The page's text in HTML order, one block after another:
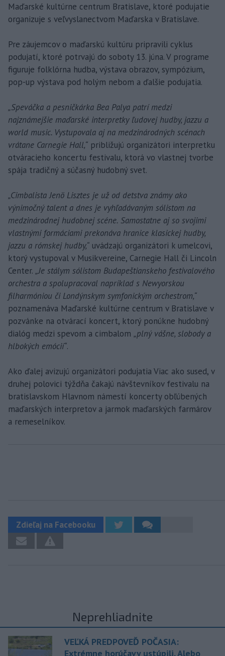
Maďarské kultúrne centrum Bratislave, ktoré podujatie
organizuje s veľvyslanectvom Maďarska v Bratislave.
Pre záujemcov o maďarskú kultúru pripravili cyklus
podujatí, ktoré potrvajú do soboty 13. júna. V programe
figuruje folklórna hudba, výstava obrazov, sympózium,
pop-up výstava pod holým nebom a ďalšie podujatia.
„Speváčka a pesničkárka Bea Palya patrí medzi
najznámejšie maďarské interpretky ľudovej hudby, jazzu a
world music. Vystupovala aj na medzinárodných scénach
vrátane Carnegie Hall,“ približujú organizátori interpretku
otváracieho koncertu festivalu, ktorá vo vlastnej tvorbe
spája tradičný a súčasný hudobný svet.
„Cimbalista Jenö Lisztes je už od detstva známy ako
výnimočný talent a dnes je vyhľadávaným sólistom na
medzinárodnej hudobnej scéne. Samostatne aj so svojimi
vlastnými formáciami prekonáva hranice klasickej hudby,
jazzu a rómskej hudby,“ uvádzajú organizátori k umelcovi,
ktorý vystupoval v Musikvereine, Carnegie Hall či Lincoln
Center. „Je stálym sólistom Budapeštianskeho festivalového
orchestra a spolupracoval napríklad s Newyorskou
filharmóniou či Londýnskym symfonickým orchestrom,“
poznamenáva Maďarské kultúrne centrum v Bratislave v
pozvánke na otvárací koncert, ktorý ponúkne hudobný
dialóg medzi spevom a cimbalom „plný vášne, slobody a
hlbokých emócií“.
Ako ďalej avizujú organizátori podujatia Viac ako sused, v
druhej polovici týždňa čakajú návštevníkov festivalu na
bratislavskom Hlavnom námestí koncerty obľúbených
maďarských interpretov a jarmok maďarských farmárov
a remeselníkov.
Zdieľaj na Facebooku
Neprehliadnite
VEĽKÁ PREDPOVEĎ POČASIA:
Extrémne horúčavy ustúpili. Alebo